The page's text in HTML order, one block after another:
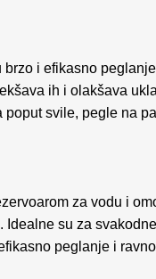
i efikasno
ih i olakšava
svile, pegle na
za vodu i
su za
peglanje i